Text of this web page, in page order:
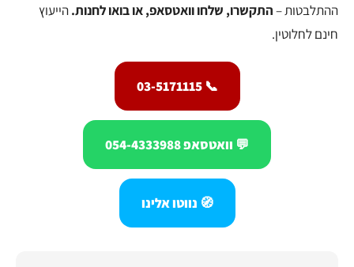
ההתלבטות –התקשרו, שלחו וואטסאפ, או בואו לחנות.הייעוץ
חינם לחלוטין.
📞 03-5171115
💬 וואטסאפ 054-4333988
🧭 נווטו אלינו